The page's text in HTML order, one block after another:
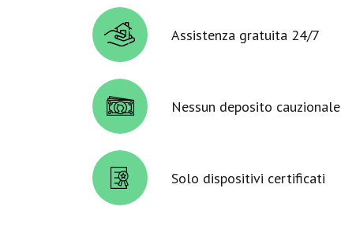
Assistenza gratuita 24/7
Nessun deposito cauzionale
Solo dispositivi certificati